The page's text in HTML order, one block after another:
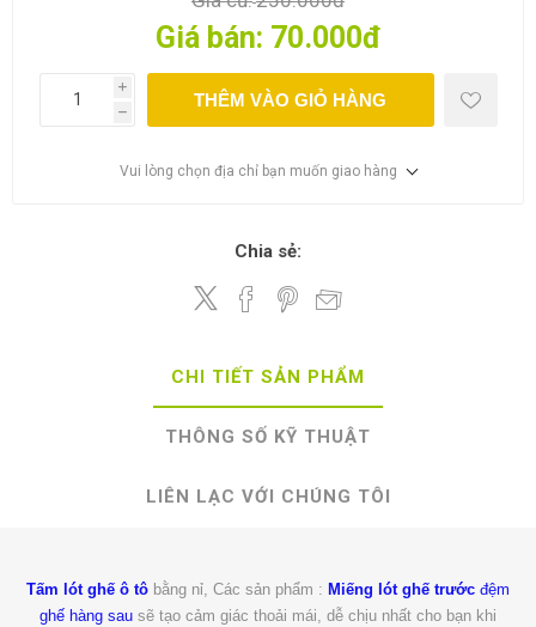
Giá bán: 70.000đ
i
h
THÊM VÀO GIỎ HÀNG
Vui lòng chọn địa chỉ bạn muốn giao hàng
Chia sẻ:
CHI TIẾT SẢN PHẨM
THÔNG SỐ KỸ THUẬT
LIÊN LẠC VỚI CHÚNG TÔI
Tấm lót ghế ô tô bằng nỉ, Các sản phẩm : Miếng lót ghế trước đệm
ghế hàng sau sẽ tạo cảm giác thoải mái, dễ chịu nhất cho bạn khi